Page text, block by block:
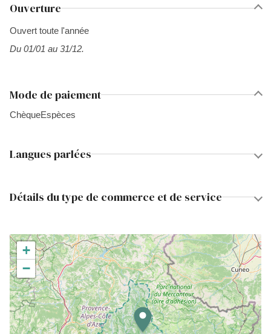
Ouverture
Ouvert toute l'année
Du 01/01 au 31/12.
Mode de paiement
ChèqueEspèces
Langues parlées
Détails du type de commerce et de service
+
−